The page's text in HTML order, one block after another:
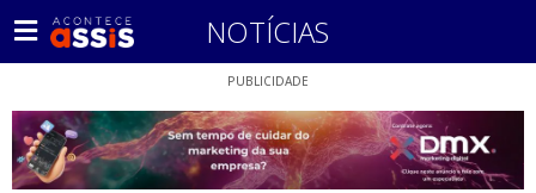
NOTÍCIAS
PUBLICIDADE